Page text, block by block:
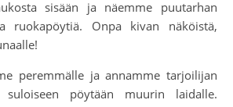
sisään ja näemme puutarhan
ruokapöytiä. Onpa kivan näköistä,
peremmälle ja annamme tarjoilijan
suloiseen pöytään muurin laidalle.